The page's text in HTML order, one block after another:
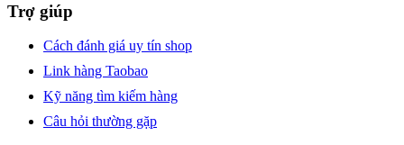
Trợ giúp
Cách đánh giá uy tín shop
Link hàng Taobao
Kỹ năng tìm kiếm hàng
Câu hỏi thường gặp